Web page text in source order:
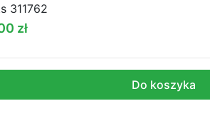
311762
zł
Do koszyka